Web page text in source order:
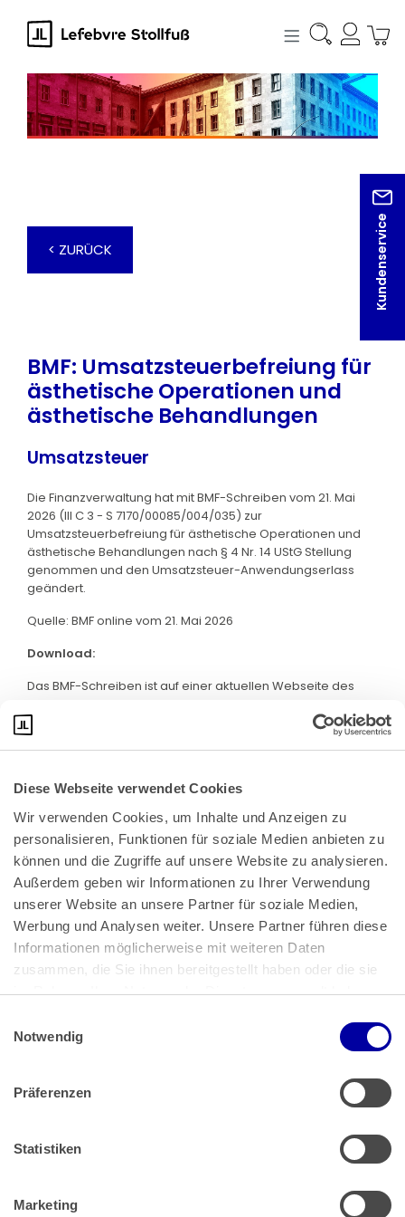
Diese Webseite verwendet Cookies
Wir verwenden Cookies, um Inhalte und Anzeigen zu
personalisieren, Funktionen für soziale Medien anbieten zu
können und die Zugriffe auf unsere Website zu analysieren.
Außerdem geben wir Informationen zu Ihrer Verwendung
unserer Website an unsere Partner für soziale Medien,
Werbung und Analysen weiter. Unsere Partner führen diese
Informationen möglicherweise mit weiteren Daten
zusammen, die Sie ihnen bereitgestellt haben oder die sie
im Rahmen Ihrer Nutzung der Dienste gesammelt haben.
Impressum
Notwendig
Präferenzen
Statistiken
Marketing
springen
Kundenservice
< ZURÜCK
BMF: Umsatzsteuerbefreiung für
ästhetische Operationen und
ästhetische Behandlungen
Umsatzsteuer
Die Finanzverwaltung hat mit BMF-Schreiben vom 21. Mai
2026 (III C 3 - S 7170/00085/004/035) zur
Umsatzsteuerbefreiung für ästhetische Operationen und
ästhetische Behandlungen nach § 4 Nr. 14 UStG Stellung
genommen und den Umsatzsteuer-Anwendungserlass
geändert.
Quelle: BMF online vom 21. Mai 2026
Download:
Das BMF-Schreiben ist auf einer aktuellen Webseite des
Bundeskanzlerplatz 2
53113 Bonn
Pressemitteilungen|AGB
Impressum|Datenschutz
Muster Widerrufsformular (PDF)
Barrierefreiheit